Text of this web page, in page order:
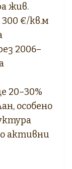
жив.
€/кв.м
2006–
20–30%
особено
активни